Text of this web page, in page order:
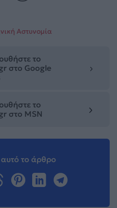
Αστυνομία
το
στο Google
το
στο MSN
το άρθρο